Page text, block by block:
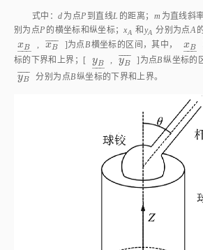
式中：d 为点P 到直线L 的距离； m 为直线斜率
别为点P 的横坐标和纵坐标；xA 和 yA 分别为点A
x B
– –
–
xB , x B
¯ ¯
¯¯
xB ]为点B横坐标的区间，其中， x B
– –
–
xB
标的下界和上界；[
yB
––
–
yB , yB
¯¯
¯¯
yB ¯]为点B纵坐标的
yB
¯¯
¯¯
yB ¯分别为点B纵坐标的下界和上界。